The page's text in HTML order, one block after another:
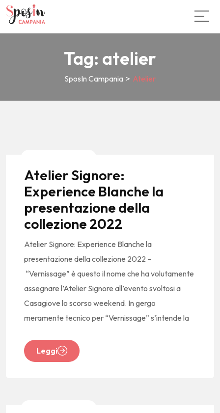
Tag: atelier
SposIn Campania > Atelier
Atelier Signore:
Experience Blanche la
presentazione della
collezione 2022
Atelier Signore: Experience Blanche la
presentazione della collezione 2022 –
“Vernissage” è questo il nome che ha volutamente
assegnare l’Atelier Signore all’evento svoltosi a
Casagiove lo scorso weekend. In gergo
meramente tecnico per “Vernissage” s’intende la
Leggi